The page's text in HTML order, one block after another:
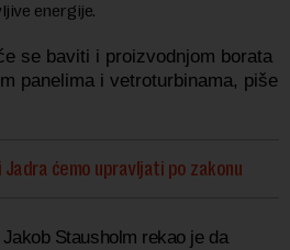
energije.
se baviti i proizvodnjom borata
panelima i vetroturbinama, piše
Jadra ćemo upravljati po zakonu
Stausholm rekao je da